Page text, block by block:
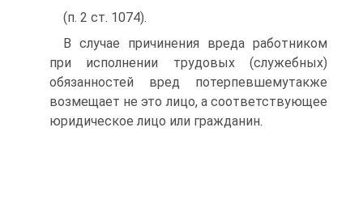
(п. 2 ст. 1074).
В случае причинения вреда работником
при исполнении трудовых (служебных)
обязанностей вред потерпевшемутакже
возмещает не это лицо, а соответствующее
юридическое лицо или гражданин.